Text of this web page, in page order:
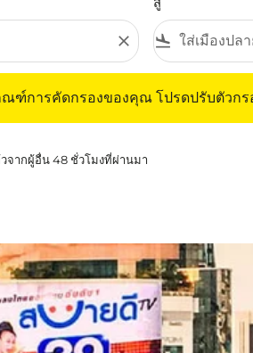
close flight_land
ณฑ์การคัดกรองของคุณ โปรดปรับตัวก
จากผู้อื่น 48 ชั่วโมงที่ผ่านมา